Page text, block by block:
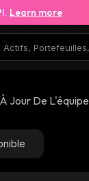
Learn more
Jour De L'équipe